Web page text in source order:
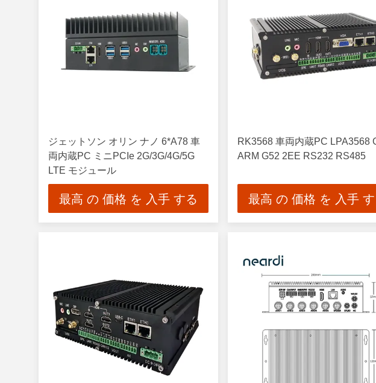
ジェットソン オリン ナノ 6*A78 車
両内蔵PC ミニPCIe 2G/3G/4G/5G
LTE モジュール
最高 の 価格 を 入手 する
RK3568 車両内蔵PC LPA3568
ARM G52 2EE RS232 RS485
最高 の 価格 を 入手 す